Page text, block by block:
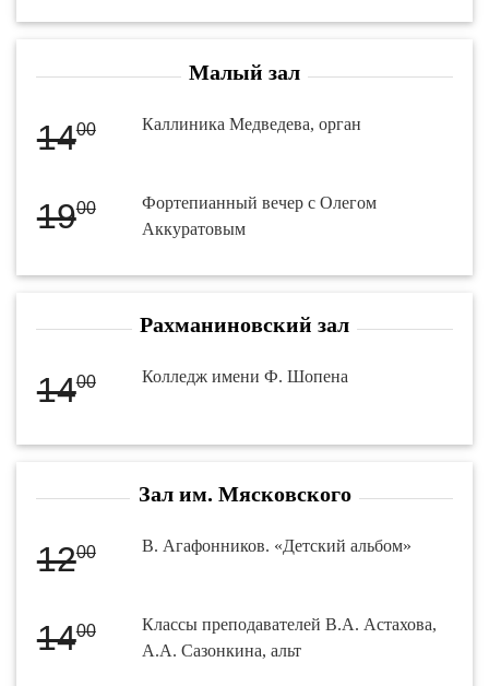
Малый зал
1400 Каллиника Медведева, орган
1900
Фортепианный вечер с Олегом
Аккуратовым
Рахманиновский зал
1400 Колледж имени Ф. Шопена
Зал им. Мясковского
1200 В. Агафонников. «Детский альбом»
1400
Классы преподавателей В.А. Астахова,
А.А. Сазонкина, альт